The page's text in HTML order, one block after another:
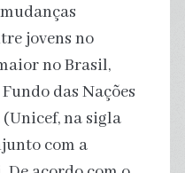
jovens no
no Brasil,
das Nações
na sigla
com a